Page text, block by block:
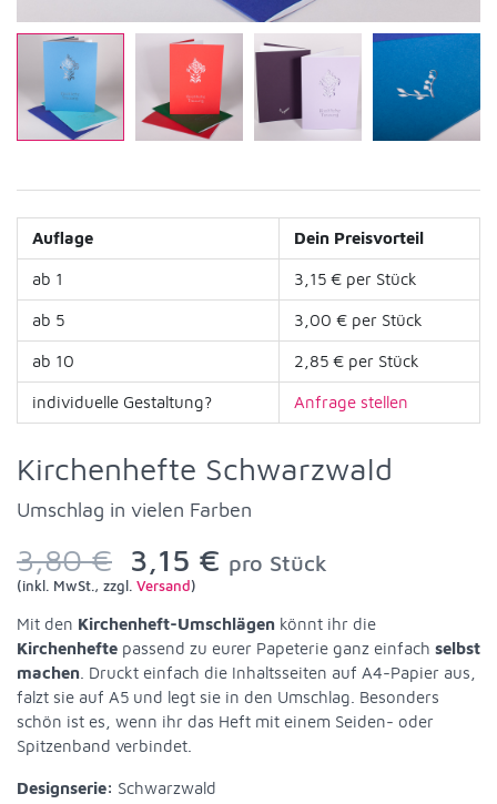
Auflage Dein Preisvorteil
ab 1 3,15 € per Stück
ab 5 3,00 € per Stück
ab 10 2,85 € per Stück
individuelle Gestaltung? Anfrage stellen
Kirchenhefte Schwarzwald
Umschlag in vielen Farben
3,80 € 3,15 € pro Stück
(inkl. MwSt., zzgl. Versand)
Mit den Kirchenheft-Umschlägen könnt ihr die
Kirchenhefte passend zu eurer Papeterie ganz einfach selbst
machen . Druckt einfach die Inhaltsseiten auf A4-Papier aus,
falzt sie auf A5 und legt sie in den Umschlag. Besonders
schön ist es, wenn ihr das Heft mit einem Seiden- oder
Spitzenband verbindet.
Designserie: Schwarzwald